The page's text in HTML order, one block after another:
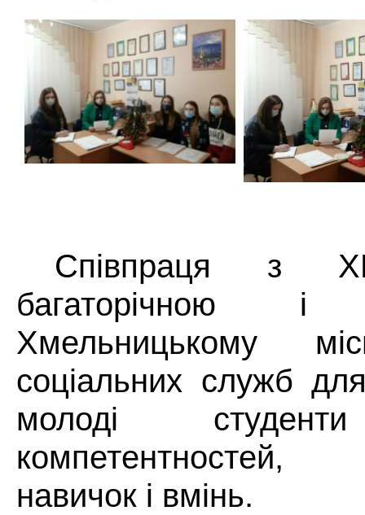
Співпраця з
багаторічною
Хмельницькому
соціальних служб
молоді
навичок і вмінь.